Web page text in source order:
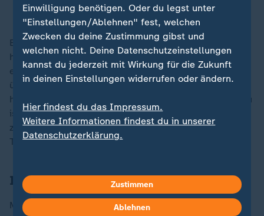
Jessica Renziehausen von Tante Enso
Bernhard Hackl und die anderen Tante-Enso-Paten
haben sich also zu Kaffee, Kuchen und zum Ratschen
eingeladen, um die Leute von dem Konzept zu
überzeugen. 400 Teilhaber brauchten sie, knapp 700
haben sie schließlich zusammenbekommen. "Frauenau
ist ein Dorf, das, wenn es darauf ankommt,
zusammenhält", meint Doris Löfflmann, ebenfalls
Tante-Enso-Patin.
Ist das Konzept zukunftsfähig?
Mit rund 4.000 Produkten soll Tante Enso als
Einwilligung benötigen. Oder du legst unter
"Einstellungen/Ablehnen" fest, welchen
Zwecken du deine Zustimmung gibst und
welchen nicht. Deine Datenschutzeinstellungen
kannst du jederzeit mit Wirkung für die Zukunft
in deinen Einstellungen widerrufen oder ändern.
Hier findest du das Impressum.
Weitere Informationen findest du in unserer
Datenschutzerklärung.
Zustimmen
Ablehnen